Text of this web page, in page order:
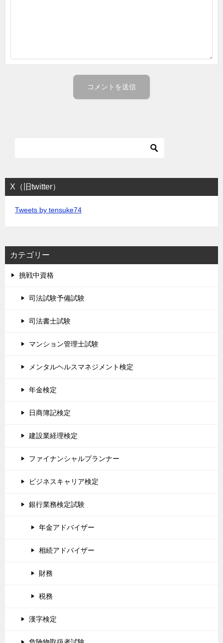
X（旧twitter）
Tweets by tensuke74
カテゴリー
挑戦中資格
司法試験予備試験
司法書士試験
マンション管理士試験
メンタルヘルスマネジメント検定
年金検定
日商簿記検定
建設業経理検定
ファイナンシャルプランナー
ビジネスキャリア検定
銀行業務検定試験
年金アドバイザー
相続アドバイザー
財務
税務
漢字検定